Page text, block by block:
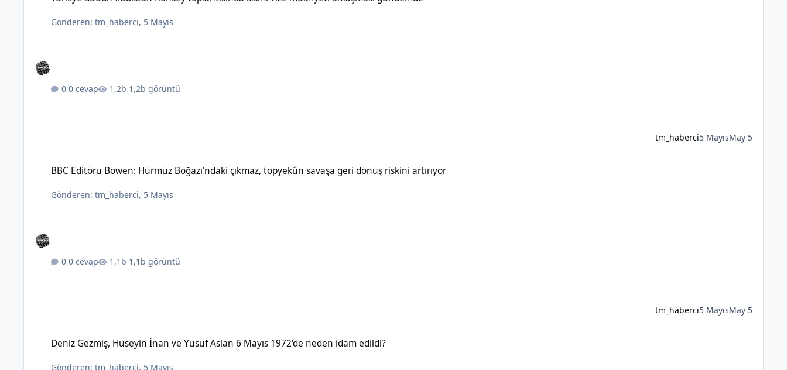
Gönderen:tm_haberci, 5 Mayıs
0 cevap 1,2b görüntü
tm_haberci5 MayısMay 5
BBC Editörü Bowen: Hürmüz Boğazı'ndaki çıkmaz, topyekûn savaşa geri dönüş riskini artırıyor
Gönderen:tm_haberci, 5 Mayıs
0 cevap 1,1b görüntü
tm_haberci5 MayısMay 5
Deniz Gezmiş, Hüseyin İnan ve Yusuf Aslan 6 Mayıs 1972'de neden idam edildi?
Gönderen:tm_haberci, 5 Mayıs